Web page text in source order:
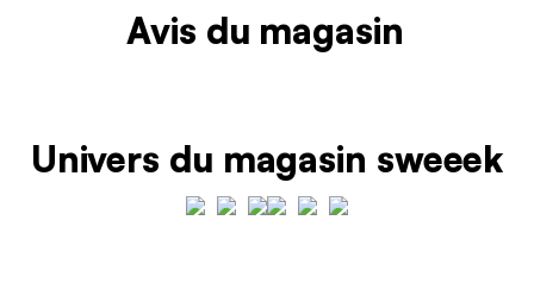
Avis du magasin
Univers du magasin sweeek